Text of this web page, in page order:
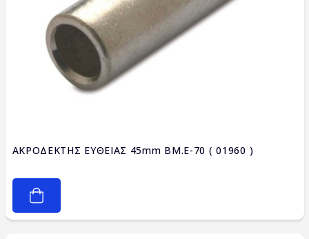
ΑΚΡΟΔΕΚΤΗΣ ΕΥΘΕΙΑΣ 45mm BM.E-70 ( 01960 )